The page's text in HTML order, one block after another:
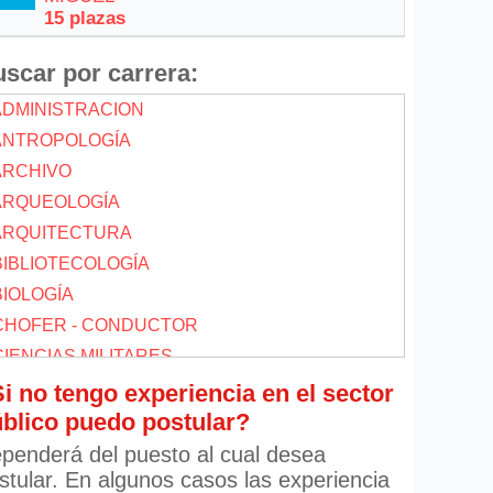
15 plazas
por carrera:
- CONDUCTOR
MILITARES
POLITICAS
no tengo experiencia en el sector
puedo postular?
del puesto al cual desea
En algunos casos las experiencia